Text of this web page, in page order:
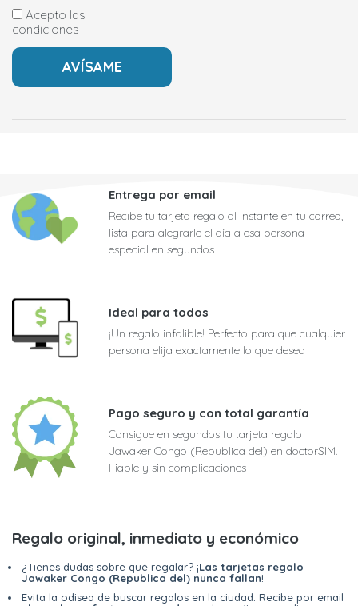
Acepto las
condiciones
Entrega por email
Recibe tu tarjeta regalo al instante en tu correo,
lista para alegrarle el día a esa persona
especial en segundos
Ideal para todos
¡Un regalo infalible! Perfecto para que cualquier
persona elija exactamente lo que desea
Pago seguro y con total garantía
Consigue en segundos tu tarjeta regalo
Jawaker Congo (Republica del) en doctorSIM.
Fiable y sin complicaciones
Regalo original, inmediato y económico
¿Tienes dudas sobre qué regalar? ¡Las tarjetas regalo
Jawaker Congo (Republica del) nunca fallan!
Evita la odisea de buscar regalos en la ciudad. Recibe por email